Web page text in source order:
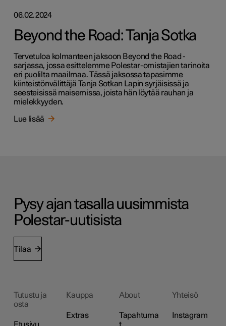
06.02.2024
Beyond the Road: Tanja Sotka
Tervetuloa kolmanteen jaksoon Beyond the Road -
sarjassa, jossa esittelemme Polestar-omistajien tarinoita
eri puolilta maailmaa. Tässä jaksossa tapasimme
kiinteistönvälittäjä Tanja Sotkan Lapin syrjäisissä ja
seesteisissä maisemissa, joista hän löytää rauhan ja
mielekkyyden.
Lue lisää
Pysy ajan tasalla uusimmista
Polestar-uutisista
Tilaa
Tutustu ja
osta
Kauppa
Extras
About
Tapahtuma
Yhteisö
Instagram